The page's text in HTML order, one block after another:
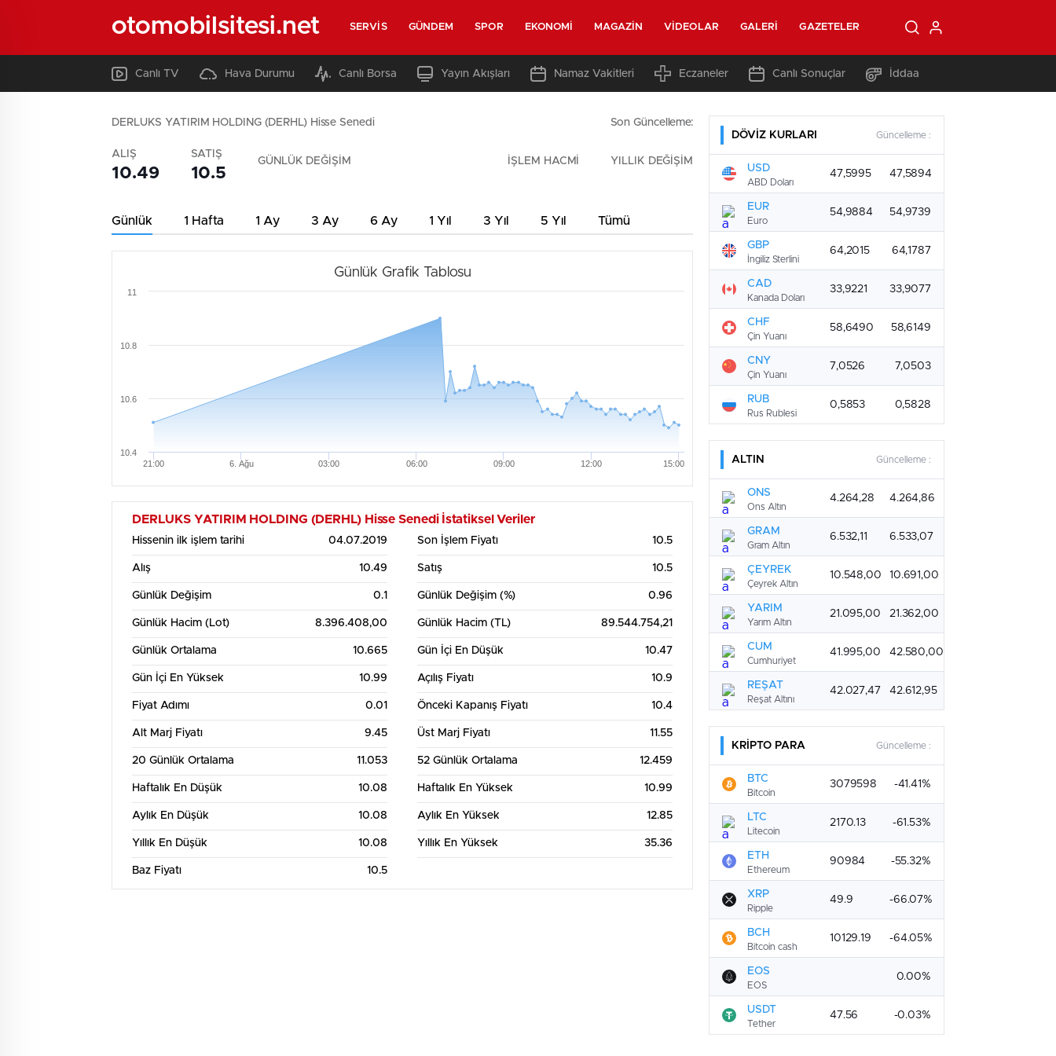
otomobilsitesi.net SERVIS GÜNDEM SPOR EKONOMI MAGAZIN VIDEOLAR GALERI GAZETELER
Canlı TV Hava Durumu Canlı Borsa Yayın Akışları Namaz Vakitleri Eczaneler Canlı Sonuçlar İddaa
DERLUKS YATIRIM HOLDING (DERHL) Hisse Senedi Son Güncelleme:
ALIŞ
10.49
SATIŞ
10.5
GÜNLÜK DEĞİŞİM İŞLEM HACMİ YILLIK DEĞİŞİM
Günlük 1 Hafta 1 Ay 3 Ay 6 Ay 1 Yıl 3 Yıl 5 Yıl Tümü
Günlük Grafik Tablosu
21:00 6. Ağu 03:00 06:00 09:00 12:00 15:00
10.4
10.6
10.8
11
DERLUKS YATIRIM HOLDING (DERHL) Hisse Senedi İstatiksel Veriler
Hissenin ilk işlem tarihi 04.07.2019 Son İşlem Fiyatı 10.5
Alış 10.49 Satış 10.5
Günlük Değişim 0.1 Günlük Değişim (%) 0.96
Günlük Hacim (Lot) 8.396.408,00 Günlük Hacim (TL) 89.544.754,21
Günlük Ortalama 10.665 Gün İçi En Düşük 10.47
Gün İçi En Yüksek 10.99 Açılış Fiyatı 10.9
Fiyat Adımı 0.01 Önceki Kapanış Fiyatı 10.4
Alt Marj Fiyatı 9.45 Üst Marj Fiyatı 11.55
20 Günlük Ortalama 11.053 52 Günlük Ortalama 12.459
Haftalık En Düşük 10.08 Haftalık En Yüksek 10.99
Aylık En Düşük 10.08 Aylık En Yüksek 12.85
Yıllık En Düşük 10.08 Yıllık En Yüksek 35.36
Baz Fiyatı 10.5
DÖVİZ KURLARI Güncelleme :
USD
ABD Doları
47,5995 47,5894
EUR
Euro
54,9884 54,9739
GBP
İngiliz Sterlini
64,2015 64,1787
CAD
Kanada Doları
33,9221 33,9077
CHF
Çin Yuanı
58,6490 58,6149
CNY
Çin Yuanı
7,0526 7,0503
RUB
Rus Rublesi
0,5853 0,5828
ALTIN Güncelleme :
ONS
Ons Altın
4.264,28 4.264,86
GRAM
Gram Altın
6.532,11 6.533,07
ÇEYREK
Çeyrek Altın
10.548,00 10.691,00
YARIM
Yarım Altın
21.095,00 21.362,00
CUM
Cumhuriyet
41.995,00 42.580,00
REŞAT
Reşat Altını
42.027,47 42.612,95
KRİPTO PARA Güncelleme :
BTC
Bitcoin
3079598 -41.41%
LTC
Litecoin
2170.13 -61.53%
ETH
Ethereum
90984 -55.32%
XRP
Ripple
49.9 -66.07%
BCH
Bitcoin cash
10129.19 -64.05%
EOS
EOS
0.00%
USDT
Tether
47.56 -0.03%